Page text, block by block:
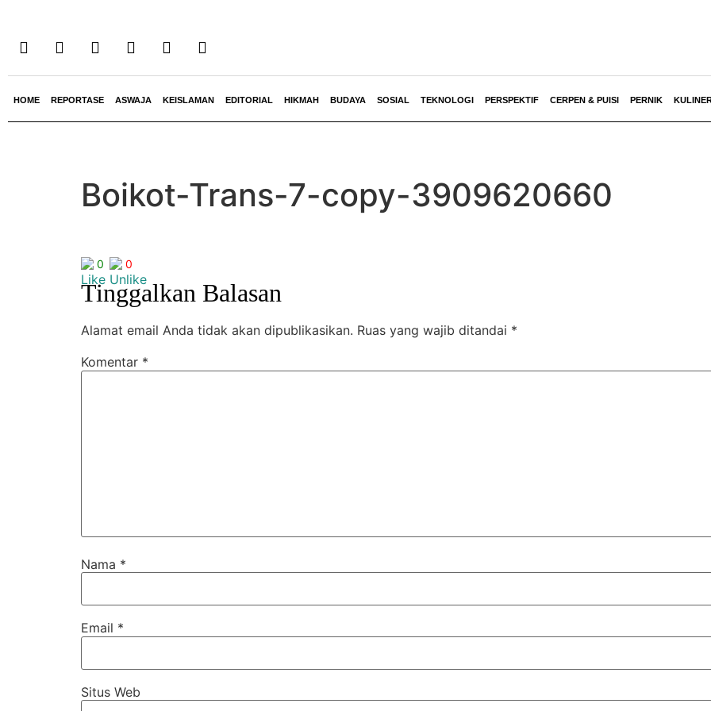
HOME REPORTASE ASWAJA KEISLAMAN EDITORIAL HIKMAH BUDAYA SOSIAL TEKNOLOGI PERSPEKTIF CERPEN & PUISI PERNIK
Boikot-Trans-7-copy-3909620660
0 0
Tinggalkan Balasan
Alamat email Anda tidak akan dipublikasikan. Ruas yang wajib ditandai *
Komentar *
Nama *
Email *
Situs Web